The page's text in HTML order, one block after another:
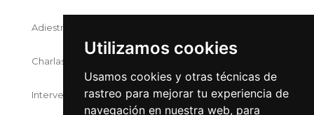
Utilizamos cookies
Usamos cookies y otras técnicas de
rastreo para mejorar tu experiencia de
navegación en nuestra web, para
Adiestramiento Canino
Charlas Y Seminarios
Intervenciones Asistidas Con Perros